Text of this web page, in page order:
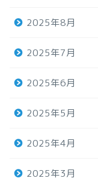
2025年8月
2025年7月
2025年6月
2025年5月
2025年4月
2025年3月